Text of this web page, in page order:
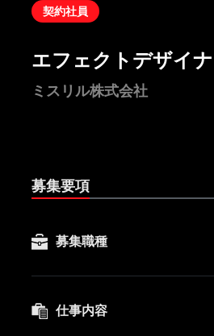
契約社員
エフェクトデザイ
ミスリル株式会社
募集要項
募集職種
仕事内容